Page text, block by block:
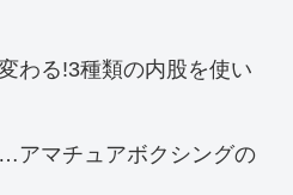
わる!3種類の内股を使い
アマチュアボクシングの